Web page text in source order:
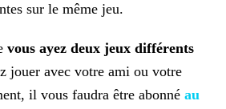
sur le même jeu.
vous ayez deux jeux différents
jouer avec votre ami ou votre
il vous faudra être abonné au